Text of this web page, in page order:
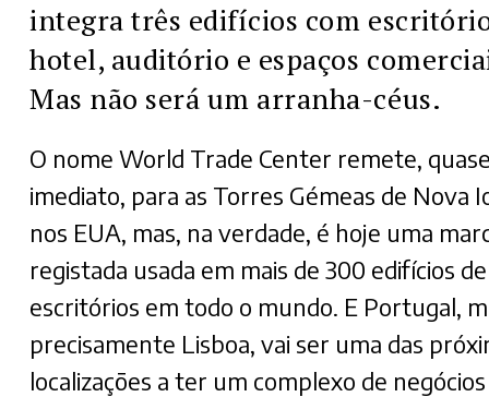
integra três edifícios com
hotel, auditório e espaços
Mas não será um arranha-céus.
O nome World Trade Center remete,
imediato, para as Torres Gémeas de Nova
nos EUA, mas, na verdade, é hoje uma
registada usada em mais de 300 edifícios de
escritórios em todo o mundo. E Portugal,
precisamente Lisboa, vai ser uma das
localizações a ter um complexo de